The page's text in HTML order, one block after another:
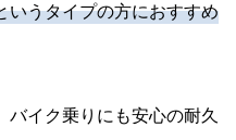
いうタイプの方におすすめ
バイク乗りにも安心の耐久